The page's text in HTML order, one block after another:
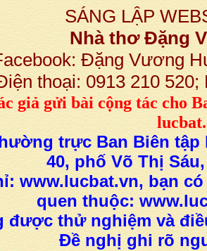
SÁNG LẬP
Nhà thơ Đặng
Đặng Vương
thoại: 0913 210
giả gửi bàicộng tác cho
trực Ban Biên tập
40, phố Võ Thị
www.lucbat.vn, bạn
quen thuộc:
được thử nghiệm và
Đề nghị ghi rõ